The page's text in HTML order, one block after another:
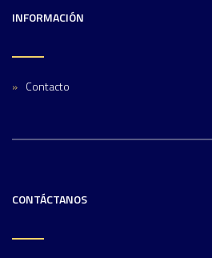
INFORMACIÓN
Contacto
CONTÁCTANOS